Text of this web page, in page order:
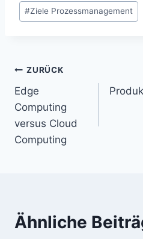
#Ziele Prozessmanagement
ZURÜCK
Edge
Computing
versus Cloud
Computing
Ähnliche